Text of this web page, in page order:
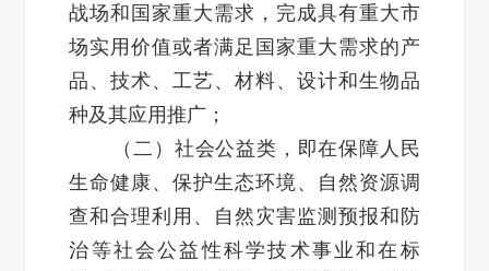
战场和国家重大需求，完成具有重大市
场实用价值或者满足国家重大需求的产
品、技术、工艺、材料、设计和生物品
种及其应用推广；
（二）社会公益类，即在保障人民
生命健康、保护生态环境、自然资源调
查和合理利用、自然灾害监测预报和防
治等社会公益性科学技术事业和在标